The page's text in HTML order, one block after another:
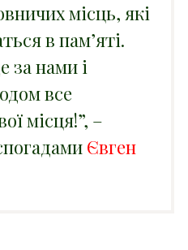
місць, які
в пам’яті.
за нами і
все
місця!”, –
Євген